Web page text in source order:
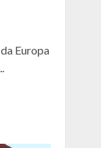
Europa